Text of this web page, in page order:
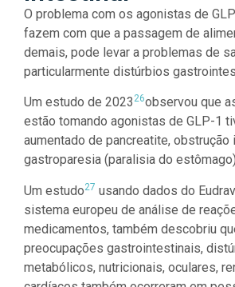
O problema com os agonistas de
fazem com que a passagem de
demais, pode levar a problemas de
particularmente distúrbios
Um estudo de 2023 26observou que
estão tomando agonistas de GLP-1
aumentado de pancreatite, obstrução
gastroparesia (paralisia do
Um estudo27 usando dados do
sistema europeu de análise de
medicamentos, também descobriu
preocupações gastrointestinais,
metabólicos, nutricionais, oculares,